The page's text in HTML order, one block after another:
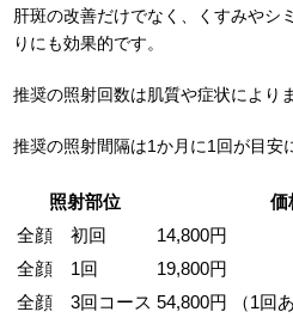
肝斑の改善だけでなく、くすみやシ
りにも効果的です。
推奨の照射回数は肌質や症状により
推奨の照射間隔は1か月に1回が目安
照射部位
価
全顔 初回
14,800円
全顔 1回
19,800円
全顔 3回コース 54,800円 （1回